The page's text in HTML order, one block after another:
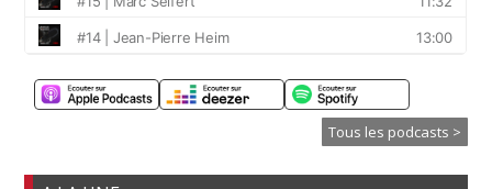
Tous les podcasts >